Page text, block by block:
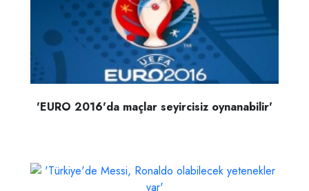
'EURO 2016'da maçlar seyircisiz oynanabilir'